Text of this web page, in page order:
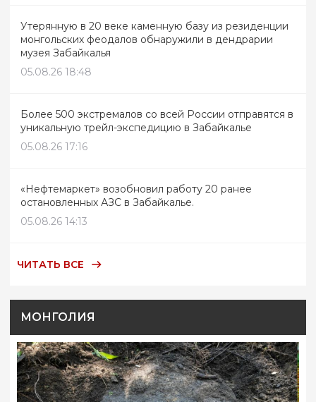
Утерянную в 20 веке каменную базу из резиденции
монгольских феодалов обнаружили в дендрарии
музея Забайкалья
05.08.26 18:48
Более 500 экстремалов со всей России отправятся в
уникальную трейл-экспедицию в Забайкалье
05.08.26 17:16
«Нефтемаркет» возобновил работу 20 ранее
остановленных АЗС в Забайкалье.
05.08.26 14:13
ЧИТАТЬ ВСЕ
МОНГОЛИЯ